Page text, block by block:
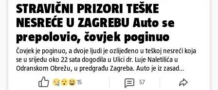
STRAVIČNI PRIZORI TEŠKE
NESREĆE U ZAGREBU Auto se
prepolovio, čovjek poginuo
Čovjek je poginuo, a dvoje ljudi je ozlijeđeno u teškoj nesreći koja
se u srijedu oko 22 sata dogodila u Ulici dr. Luje Naletilića u
Odranskom Obrežu, u predgrađu Zagreba. Auto je iz zasad
neutvrđenih razloga sletio s kolnika, a od siline udara vozilo se
prepolovilo.
15 57